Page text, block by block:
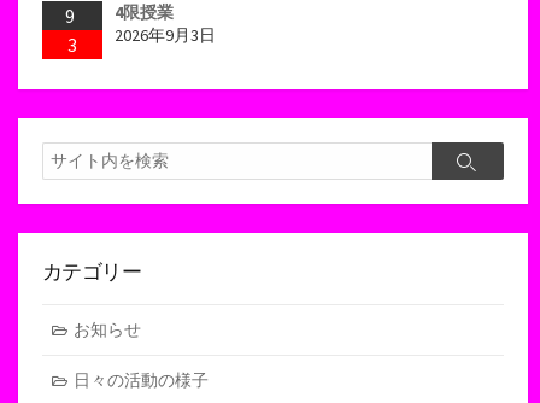
9
3
4限授業
2026年9月3日
検
索
検
カテゴリー
お知らせ
日々の活動の様子